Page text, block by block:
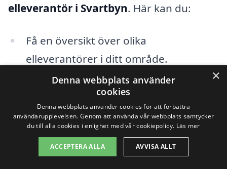
elleverantör i Svartbyn. Här kan du:
Få en översikt över olika
elleverantörer i ditt område.
Jämföra priser och avtal enkelt och
effektivt.
Begära offerter direkt från flera
leverantörer för att hitta det bästa
×
Denna webbplats använder
cookies
Denna webbplats använder cookies för att förbättra
användarupplevelsen. Genom att använda vår webbplats samtycker
du till alla cookies i enlighet med vår cookiepolicy. Läs mer
ACCEPTERA ALLA AVVISA ALLT